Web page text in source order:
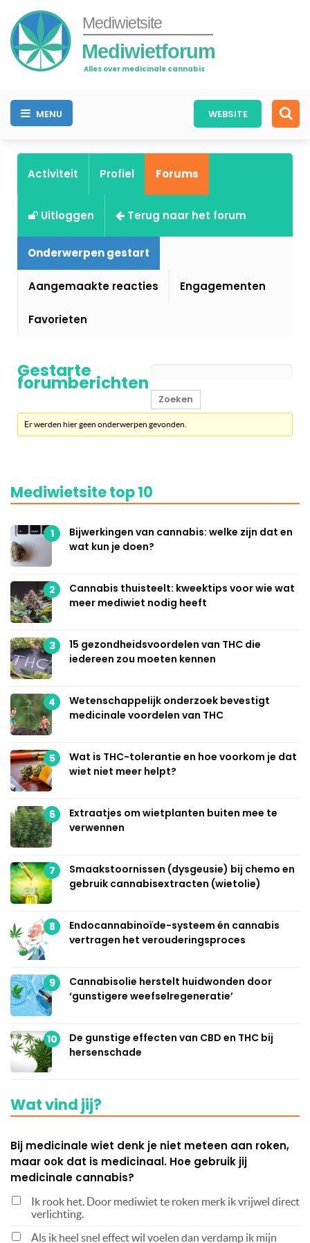
Mediwietsite
Mediwietforum
Alles over medicinale cannabis
MENU WEBSITE
Activiteit Profiel Forums
Uitloggen Terug naar het forum
Onderwerpen gestart
Aangemaakte reacties Engagementen
Favorieten
Gestarte
forumberichten
Er werden hier geen onderwerpen gevonden.
Mediwietsite top 10
1
Bijwerkingen van cannabis: welke zijn dat en
wat kun je doen?
2
Cannabis thuisteelt: kweektips voor wie wat
meer mediwiet nodig heeft
3
15 gezondheidsvoordelen van THC die
iedereen zou moeten kennen
4
Wetenschappelijk onderzoek bevestigt
medicinale voordelen van THC
5
Wat is THC-tolerantie en hoe voorkom je dat
wiet niet meer helpt?
6
Extraatjes om wietplanten buiten mee te
verwennen
7
Smaakstoornissen (dysgeusie) bij chemo en
gebruik cannabisextracten (wietolie)
8
Endocannabinoïde-systeem én cannabis
vertragen het verouderingsproces
9
Cannabisolie herstelt huidwonden door
‘gunstigere weefselregeneratie’
10
De gunstige effecten van CBD en THC bij
hersenschade
Wat vind jij?
Bij medicinale wiet denk je niet meteen aan roken,
maar ook dat is medicinaal. Hoe gebruik jij
medicinale cannabis?
Ik rook het. Door mediwiet te roken merk ik vrijwel direct
verlichting.
Als ik heel snel effect wil voelen dan verdamp ik mijn